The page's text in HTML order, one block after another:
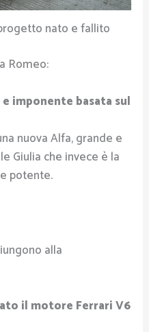
nato e fallito
Romeo:
imponente basata sul
nuova Alfa, grande e
Giulia che invece è la
potente.
alla
il motore Ferrari V6